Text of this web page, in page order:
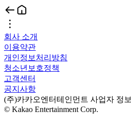
회사 소개
이용약관
개인정보처리방침
청소년보호정책
고객센터
공지사항
(주)카카오엔터테인먼트 사업자 정보
© Kakao Entertainment Corp.